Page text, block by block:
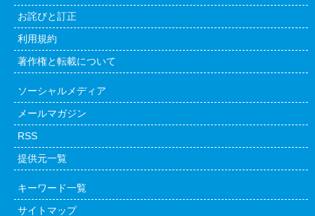
お詫びと訂正
利用規約
著作権と転載について
ソーシャルメディア
メールマガジン
RSS
提供元一覧
キーワード一覧
サイトマップ